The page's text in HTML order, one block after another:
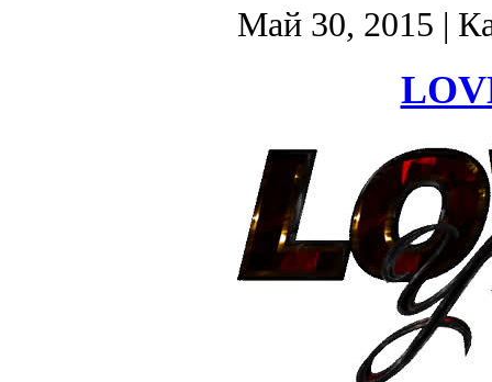
Май 30, 2015 |